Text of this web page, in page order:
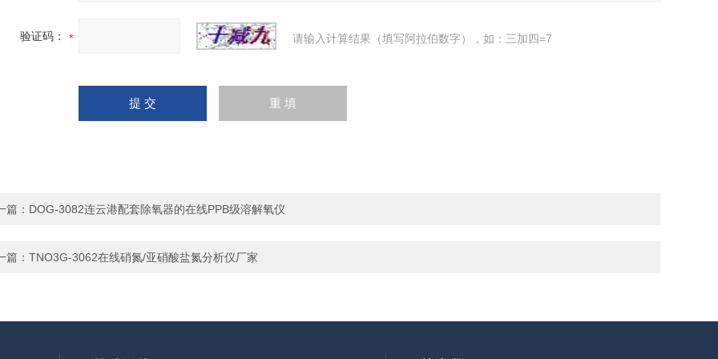
验证码： 请输入计算结果（填写阿拉伯数字），如：三加四=7
篇： DOG-3082连云港配套除氧器的在线PPB级溶解氧仪
篇： TNO3G-3062在线硝氮/亚硝酸盐氮分析仪厂家